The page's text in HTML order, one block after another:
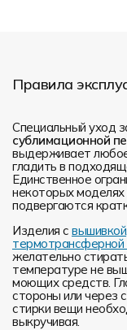
Правила
Специальный уход
сублимационной
выдерживает
гладить в
Единственное
некоторых
подвергаются
Изделия с
термотрансферной
желательно
температуре не
моющих средств.
стороны или через
стирки вещи
выкручивая.